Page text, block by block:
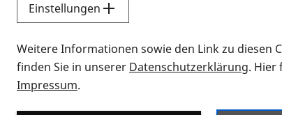
Vorlesen
Alle
Sie möchten wissen, wie Sie
Einstellungen
Weitere Informationen sowie den Link zu diesen
finden Sie in unserer Datenschutzerklärung. Hier
Impressum.